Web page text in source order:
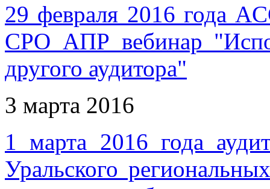
29 февраля 2016 года
СРО АПР вебинар
другого аудитора"
3 марта 2016
1 марта 2016 года
Уральского